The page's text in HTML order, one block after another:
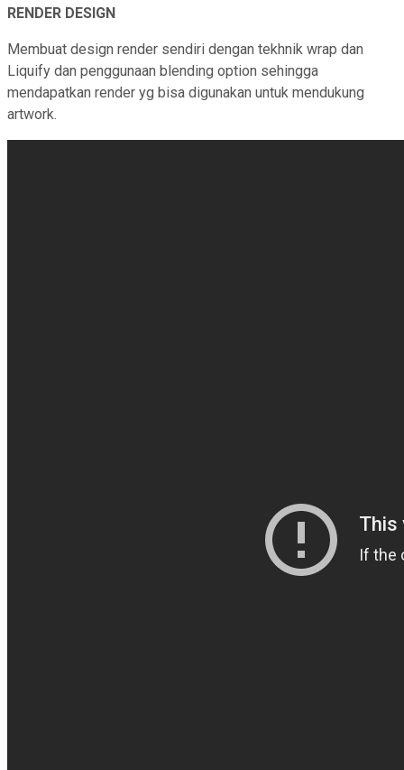
RENDER DESIGN
Membuat design render sendiri dengan tekhnik wrap dan
Liquify dan penggunaan blending option sehingga
mendapatkan render yg bisa digunakan untuk mendukung
artwork.